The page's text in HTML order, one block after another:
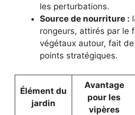
les perturbations.
Source de nourriture :
rongeurs, attirés par le
végétaux autour, fait
points stratégiques.
Élément du
jardin
Avantage
pour les
vipères